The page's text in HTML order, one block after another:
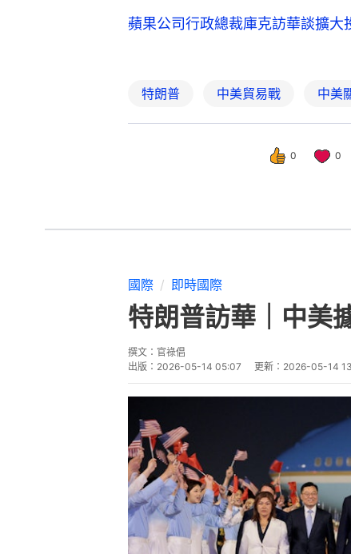
蘋果公司行政總裁庫克訪華談擴大
特朗普 中美貿易戰 中美
0 0
國際 即時國際
特朗普訪華｜中
撰文： 官祿倡
出版： 2026-05-14 05:07 更新： 2026-05-14